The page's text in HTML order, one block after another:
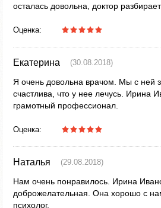
осталась довольна, доктор
Оценка:
Екатерина (30.08.2018)
Я очень довольна врачом. Мы с ней
счастлива, что у нее лечусь. Ирина
грамотный профессионал.
Оценка:
Наталья (29.08.2018)
Нам очень понравилось. Ирина
доброжелательная. Она хорошо с
психолог.